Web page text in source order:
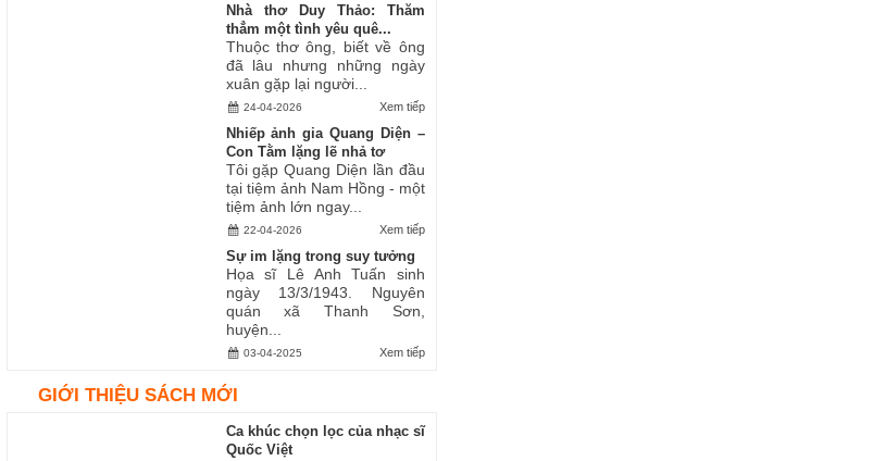
Nhà thơ Duy Thảo: Thăm
thẳm một tình yêu quê...
Thuộc thơ ông, biết về ông
đã lâu nhưng những ngày
xuân gặp lại người...
Xem tiếp
24-04-2026
Nhiếp ảnh gia Quang Diện –
Con Tằm lặng lẽ nhả tơ
Tôi gặp Quang Diện lần đầu
tại tiệm ảnh Nam Hồng - một
tiệm ảnh lớn ngay...
Xem tiếp
22-04-2026
Sự im lặng trong suy tưởng
Họa sĩ Lê Anh Tuấn sinh
ngày 13/3/1943. Nguyên
quán xã Thanh Sơn,
huyện...
Xem tiếp
03-04-2025
GIỚI THIỆU SÁCH MỚI
Ca khúc chọn lọc của nhạc sĩ
Quốc Việt